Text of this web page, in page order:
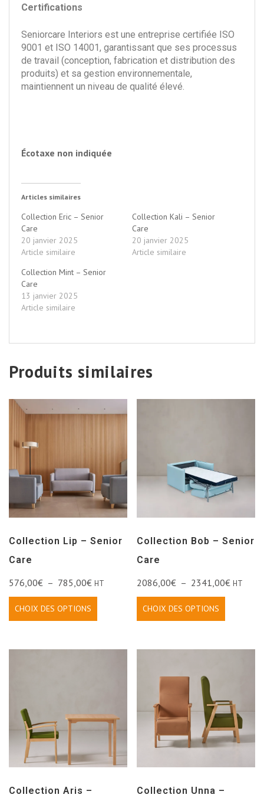
Certifications
Seniorcare Interiors est une entreprise certifiée ISO
9001 et ISO 14001, garantissant que ses processus
de travail (conception, fabrication et distribution des
produits) et sa gestion environnementale,
maintiennent un niveau de qualité élevé.
Écotaxe non indiquée
Articles similaires
Collection Eric – Senior
Care
20 janvier 2025
Article similaire
Collection Kali – Senior
Care
20 janvier 2025
Article similaire
Collection Mint – Senior
Care
13 janvier 2025
Article similaire
Produits similaires
Collection Lip – Senior
Care
576,00€ – 785,00€ HT
CHOIX DES OPTIONS
Collection Bob – Senior
Care
2086,00€ – 2341,00€ HT
CHOIX DES OPTIONS
Collection Aris –
Collection Unna –